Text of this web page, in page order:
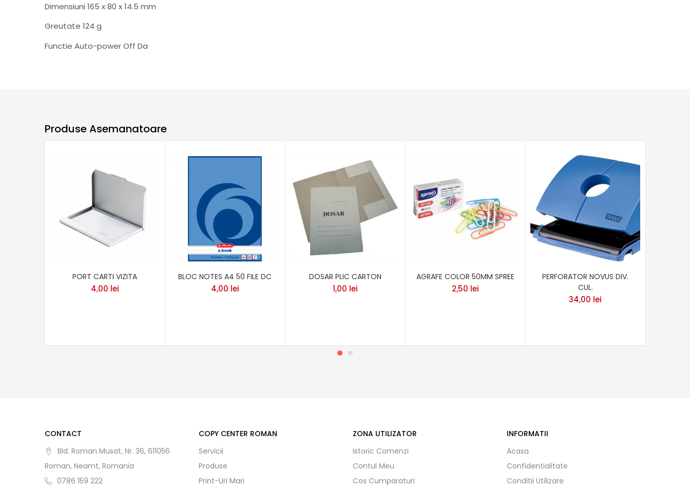
Dimensiuni 165 x 80 x 14.5 mm
Greutate 124 g
Functie Auto-power Off Da
Produse Asemanatoare
PORT CARTI VIZITA
4,00 lei
BLOC NOTES A4 50 FILE DC
4,00 lei
DOSAR PLIC CARTON
1,00 lei
AGRAFE COLOR 50MM SPREE
2,50 lei
PERFORATOR NOVUS DIV.
CUL.
34,00 lei
CONTACT
Bld. Roman Musat, Nr. 36, 611056
Roman, Neamt, Romania
0786 159 222
COPY CENTER ROMAN
Servicii
Produse
Print-Uri Mari
ZONA UTILIZATOR
Istoric Comenzi
Contul Meu
Cos Cumparaturi
INFORMATII
Acasa
Confidentialitate
Conditii Utilizare